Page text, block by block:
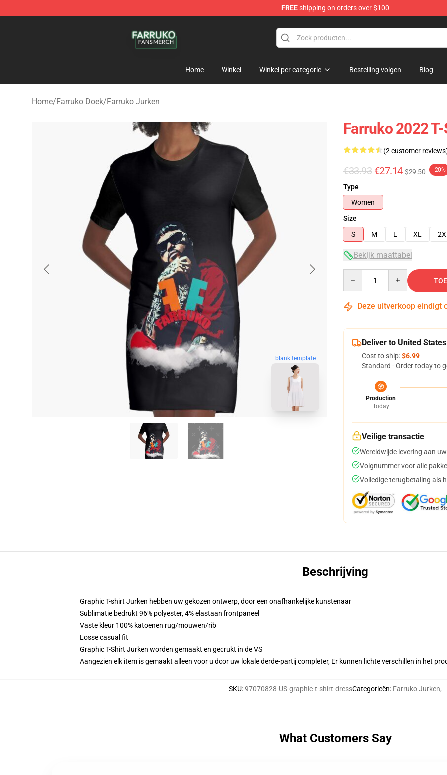
FREEshipping on orders over $100
Home Winkel Winkel per categorie Bestelling volgen Blog
Home/Farruko Doek/Farruko Jurken
blank template
Farruko 2022
(2 customer reviews)
€33.93 €27.14 $29.50 -20%
Type
Women
Size
S
M L XL 2XL
Bekijk maattabel
Deze uitverkoop eindigt
Deliver to United States
Cost to ship:$6.99
Standard - Order today to
Production
Today
Veilige transactie
Wereldwijde levering aan
Volgnummer voor alle
Volledige terugbetaling als
Beschrijving
Graphic T-shirt Jurken hebben uw gekozen ontwerp, door een onafhankelijke kunstenaar
Sublimatie bedrukt 96% polyester, 4% elastaan frontpaneel
Vaste kleur 100% katoenen rug/mouwen/rib
Losse casual fit
Graphic T-Shirt Jurken worden gemaakt en gedrukt in de VS
Aangezien elk item is gemaakt alleen voor u door uw lokale derde-partij completer, Er kunnen lichte verschillen in het
SKU:97070828-US-graphic-t-shirt-dressCategorieën: Farruko Jurken,
What Customers Say